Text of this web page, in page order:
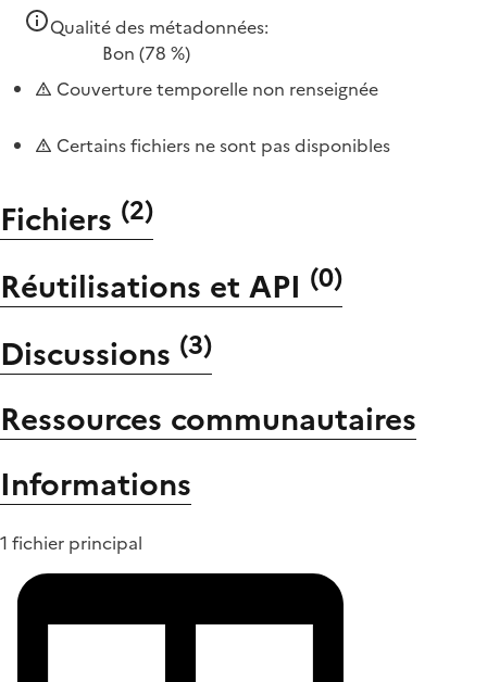
Qualité des métadonnées:
Bon (78 %)
Couverture temporelle non renseignée
Certains fichiers ne sont pas disponibles
Fichiers (2)
Réutilisations et API (0)
Discussions (3)
Ressources communautaires
Informations
1 fichier principal